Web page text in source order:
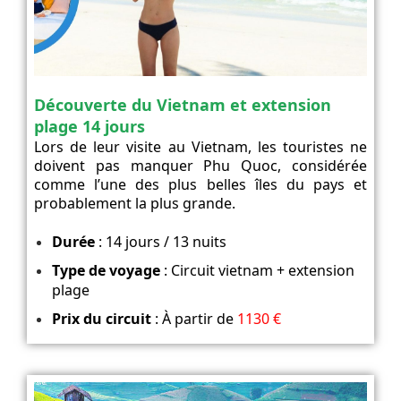
Découverte du Vietnam et extension
plage 14 jours
Lors de leur visite au Vietnam, les touristes ne
doivent pas manquer Phu Quoc, considérée
comme l’une des plus belles îles du pays et
probablement la plus grande.
Durée: 14 jours / 13 nuits
Type de voyage: Circuit vietnam + extension
plage
Prix du circuit: À partir de1130 €